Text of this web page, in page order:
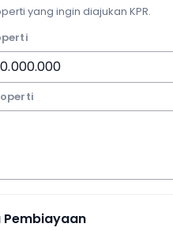
yang ingin diajukan KPR.
Pembiayaan